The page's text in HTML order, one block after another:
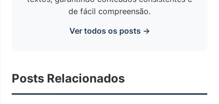
de fácil compreensão.
Ver todos os posts →
Posts Relacionados